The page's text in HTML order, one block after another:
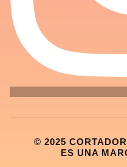
© 2025
ES UNA